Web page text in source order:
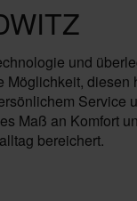
und
Service
Maß an Komfort
bereichert.